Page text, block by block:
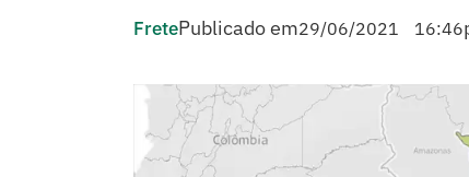
FretePublicado em29/06/2021 16:46